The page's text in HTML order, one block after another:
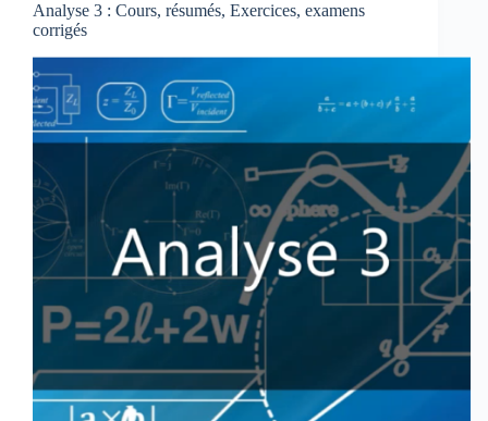
Analyse 3 : Cours, résumés, Exercices, examens
corrigés